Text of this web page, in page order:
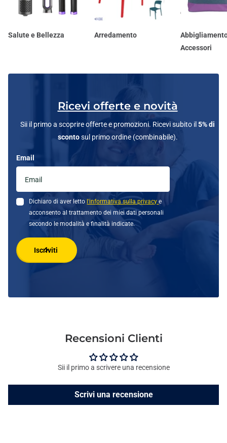
Salute e Bellezza Arredamento
Accessori
Ricevi offerte e novità
Sii il primo a scoprire offerte e promozioni. Ricevi subito il 5% di
scontosul primo ordine (combinabile).
Email
Dichiaro di aver letto l'informativa sulla privacye
acconsento al trattamento dei miei dati personali
secondo le modalità e finalità indicate.
Iscriviti
Recensioni Clienti
Sii il primo a scrivere una recensione
Scrivi una recensione